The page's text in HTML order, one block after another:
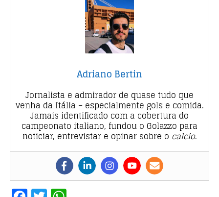
Adriano Bertin
Jornalista e admirador de quase tudo que
venha da Itália – especialmente gols e comida.
Jamais identificado com a cobertura do
campeonato italiano, fundou o Golazzo para
noticiar, entrevistar e opinar sobre o calcio.